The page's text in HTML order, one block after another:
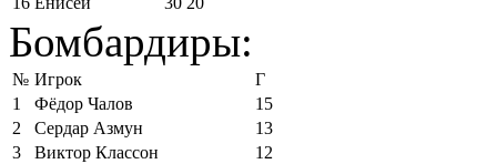
Бомбардиры:
№ Игрок
Г
1
Фёдор Чалов
15
2
Сердар Азмун
13
3
Виктор Классон
12